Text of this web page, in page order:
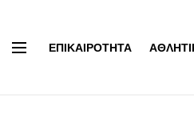
ΕΠΙΚΑΙΡΌΤΗΤΑ